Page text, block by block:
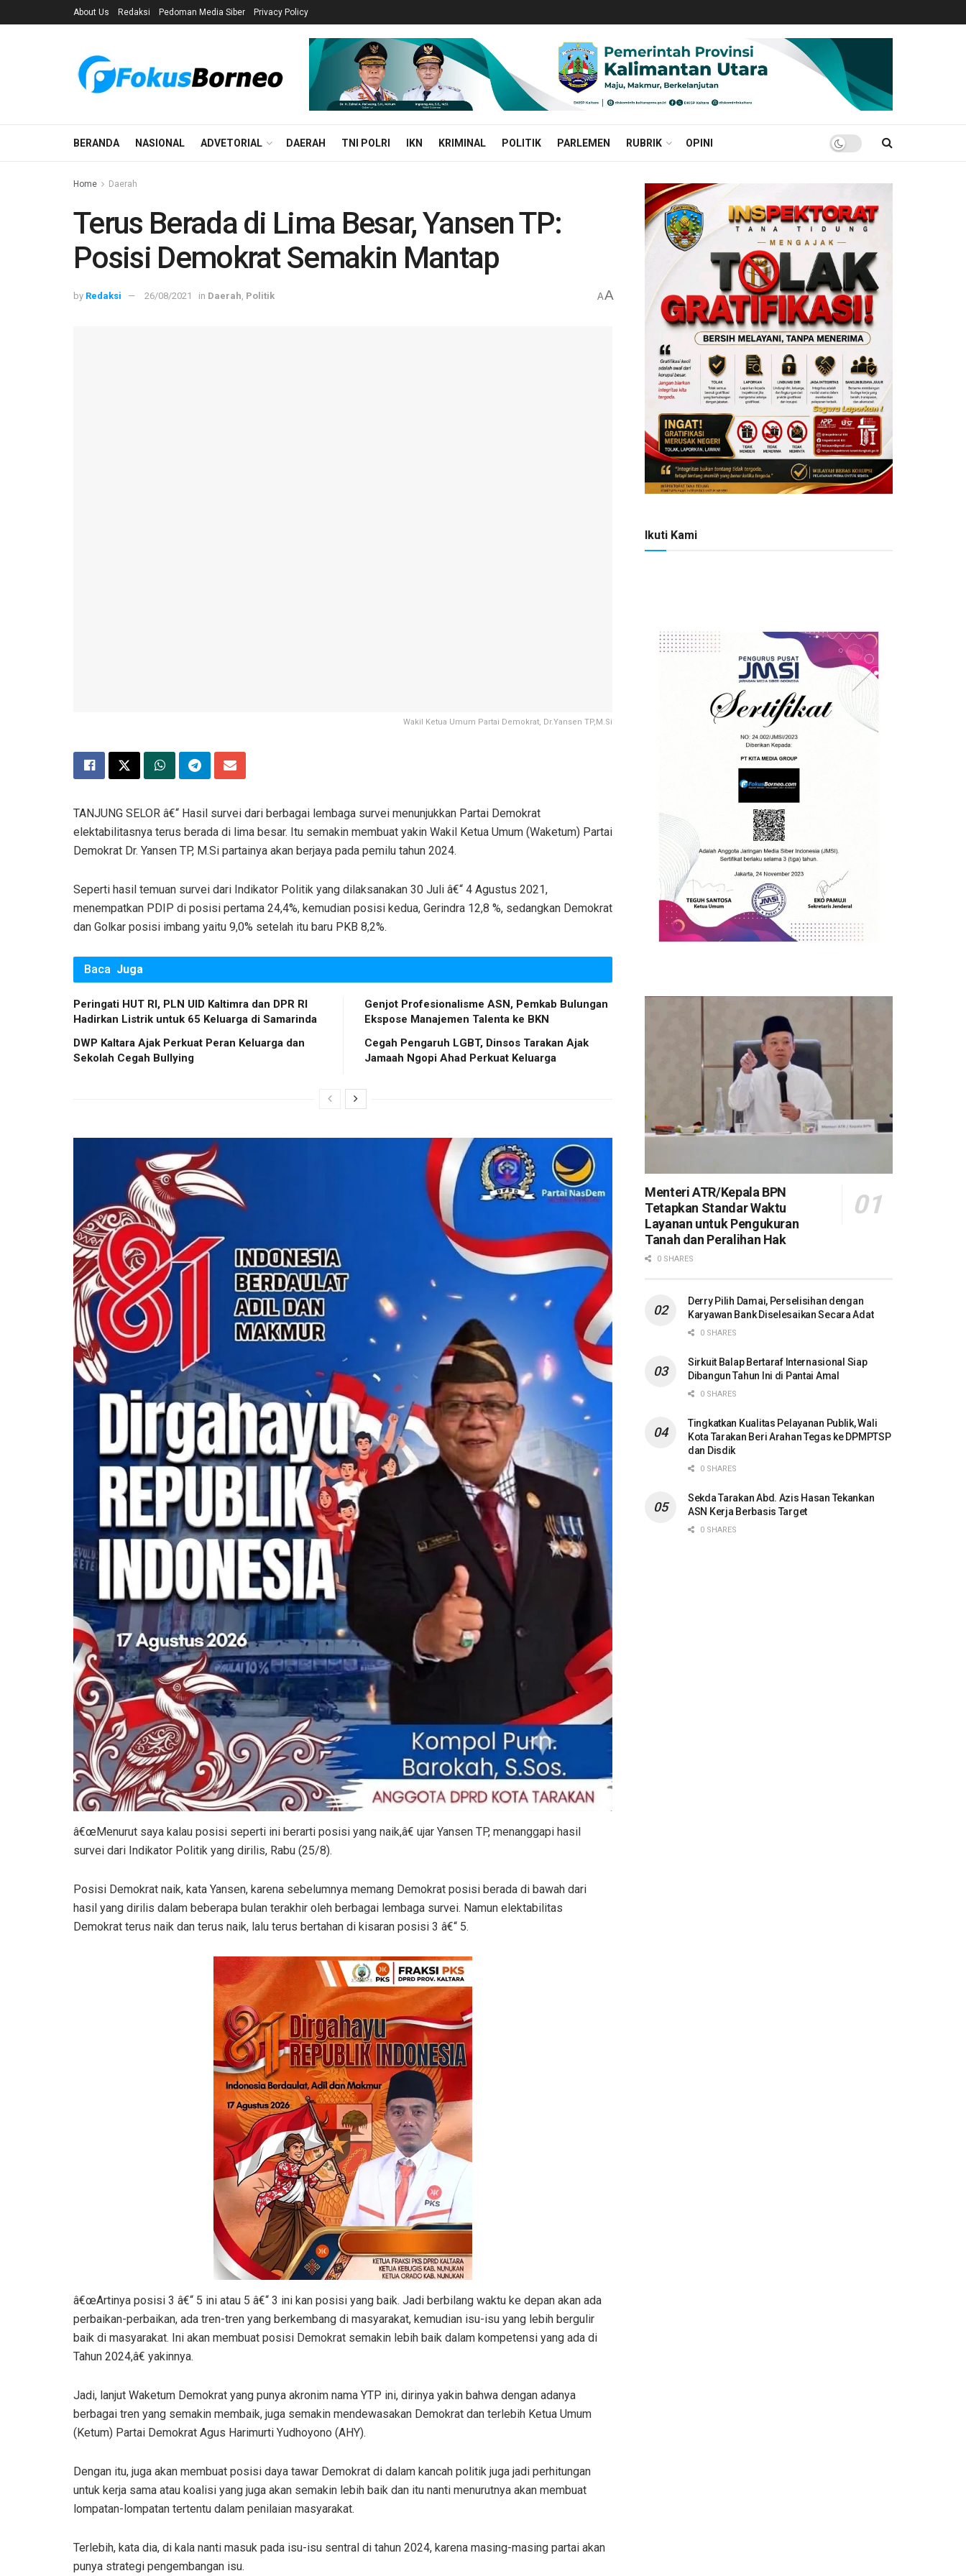
About Us Redaksi Pedoman Media Siber Privacy Policy
BERANDA NASIONAL ADVETORIAL DAERAH TNI POLRI IKN KRIMINAL POLITIK PARLEMEN RUBRIK OPINI
Home Daerah
Terus Berada di Lima Besar, Yansen TP:
Posisi Demokrat Semakin Mantap
by Redaksi 26/08/2021 in Daerah Politik AA
Wakil Ketua Umum Partai Demokrat, Dr.Yansen TP,M.Si
TANJUNG SELOR â€“ Hasil survei dari berbagai lembaga survei menunjukkan Partai Demokrat
elektabilitasnya terus berada di lima besar. Itu semakin membuat yakin Wakil Ketua Umum (Waketum) Partai
Demokrat Dr. Yansen TP, M.Si partainya akan berjaya pada pemilu tahun 2024.
Seperti hasil temuan survei dari Indikator Politik yang dilaksanakan 30 Juli â€“ 4 Agustus 2021,
menempatkan PDIP di posisi pertama 24,4%, kemudian posisi kedua, Gerindra 12,8 %, sedangkan Demokrat
dan Golkar posisi imbang yaitu 9,0% setelah itu baru PKB 8,2%.
Baca Juga
Peringati HUT RI, PLN UID Kaltimra dan DPR RI
Hadirkan Listrik untuk 65 Keluarga di Samarinda
DWP Kaltara Ajak Perkuat Peran Keluarga dan
Sekolah Cegah Bullying
Genjot Profesionalisme ASN, Pemkab Bulungan
Ekspose Manajemen Talenta ke BKN
Cegah Pengaruh LGBT, Dinsos Tarakan Ajak
Jamaah Ngopi Ahad Perkuat Keluarga
â€œMenurut saya kalau posisi seperti ini berarti posisi yang naik,â€ ujar Yansen TP, menanggapi hasil
survei dari Indikator Politik yang dirilis, Rabu (25/8).
Posisi Demokrat naik, kata Yansen, karena sebelumnya memang Demokrat posisi berada di bawah dari
hasil yang dirilis dalam beberapa bulan terakhir oleh berbagai lembaga survei. Namun elektabilitas
Demokrat terus naik dan terus naik, lalu terus bertahan di kisaran posisi 3 â€“ 5.
â€œArtinya posisi 3 â€“ 5 ini atau 5 â€“ 3 ini kan posisi yang baik. Jadi berbilang waktu ke depan akan ada
perbaikan-perbaikan, ada tren-tren yang berkembang di masyarakat, kemudian isu-isu yang lebih bergulir
baik di masyarakat. Ini akan membuat posisi Demokrat semakin lebih baik dalam kompetensi yang ada di
Tahun 2024,â€ yakinnya.
Jadi, lanjut Waketum Demokrat yang punya akronim nama YTP ini, dirinya yakin bahwa dengan adanya
berbagai tren yang semakin membaik, juga semakin mendewasakan Demokrat dan terlebih Ketua Umum
(Ketum) Partai Demokrat Agus Harimurti Yudhoyono (AHY).
Dengan itu, juga akan membuat posisi daya tawar Demokrat di dalam kancah politik juga jadi perhitungan
untuk kerja sama atau koalisi yang juga akan semakin lebih baik dan itu nanti menurutnya akan membuat
lompatan-lompatan tertentu dalam penilaian masyarakat.
Terlebih, kata dia, di kala nanti masuk pada isu-isu sentral di tahun 2024, karena masing-masing partai akan
punya strategi pengembangan isu.
Ikuti Kami
Menteri ATR/Kepala BPN
Tetapkan Standar Waktu
Layanan untuk Pengukuran
Tanah dan Peralihan Hak
0 SHARES
Derry Pilih Damai, Perselisihan dengan
Karyawan Bank Diselesaikan Secara Adat
0 SHARES
Sirkuit Balap Bertaraf Internasional Siap
Dibangun Tahun Ini di Pantai Amal
0 SHARES
Tingkatkan Kualitas Pelayanan Publik, Wali
Kota Tarakan Beri Arahan Tegas ke DPMPTSP
dan Disdik
0 SHARES
Sekda Tarakan Abd. Azis Hasan Tekankan
ASN Kerja Berbasis Target
0 SHARES